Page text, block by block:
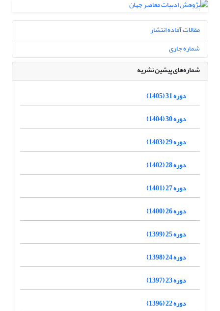
مقالات آماده انتشار
شماره جاری
شماره‌های پیشین نشریه
دوره 31 (1405)
دوره 30 (1404)
دوره 29 (1403)
دوره 28 (1402)
دوره 27 (1401)
دوره 26 (1400)
دوره 25 (1399)
دوره 24 (1398)
دوره 23 (1397)
دوره 22 (1396)